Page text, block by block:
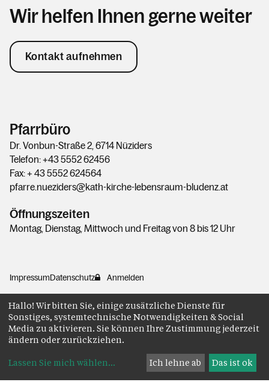
Wir helfen Ihnen gerne weiter
Kontakt aufnehmen
Pfarrbüro
Dr. Vonbun-Straße 2, 6714 Nüziders
Telefon: +43 5552 62456
Fax: + 43 5552 624564
pfarre.nueziders@kath-kirche-lebensraum-bludenz.at
Öffnungszeiten
Montag, Dienstag, Mittwoch und Freitag von 8 bis 12 Uhr
ImpressumDatenschutz Anmelden
Hallo! Wir bitten Sie, einige zusätzliche Dienste für
Sonstiges, systemtechnische Notwendigkeiten & Social
Media zu aktivieren. Sie können Ihre Zustimmung jederzeit
ändern oder zurückziehen.
Lassen Sie mich wählen... Ich lehne ab Das ist ok